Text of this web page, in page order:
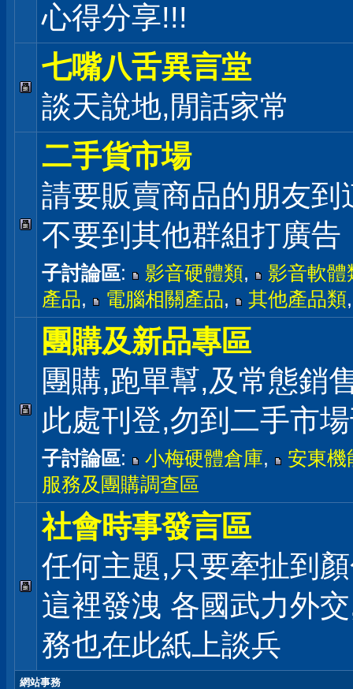
心得分享!!!
七嘴八舌異言堂
談天說地,閒話家常
二手貨市場
請要販賣商品的朋友到
不要到其他群組打廣告
子討論區: 影音硬體類,
影音軟體
產品, 電腦相關產品, 其他產品類
團購及新品專區
團購,跑單幫,及常態銷
此處刊登,勿到二手市
子討論區: 小梅硬體倉庫,
安東機
服務及團購調查區
社會時事發言區
任何主題,只要牽扯到
這裡發洩 各國武力外
務也在此紙上談兵
網站事務